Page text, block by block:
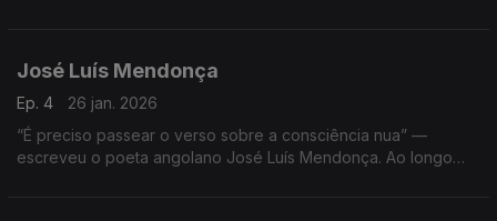
José Luís Mendonça
Ep. 4
26 jan. 2026
“É preciso passear o verso sobre a consciência nua” —
escreveu o poeta angolano José Luís Mendonça. Ao longo